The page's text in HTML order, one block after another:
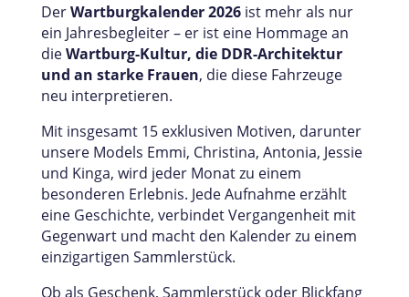
DerWartburgkalender 2026ist mehr als nur
ein Jahresbegleiter – er ist eine Hommage an
dieWartburg-Kultur, die DDR-Architektur
und an starke Frauen, die diese Fahrzeuge
neu interpretieren.
Mit insgesamt 15 exklusiven Motiven, darunter
unsere Models Emmi, Christina, Antonia, Jessie
und Kinga, wird jeder Monat zu einem
besonderen Erlebnis. Jede Aufnahme erzählt
eine Geschichte, verbindet Vergangenheit mit
Gegenwart und macht den Kalender zu einem
einzigartigen Sammlerstück.
Ob als Geschenk, Sammlerstück oder Blickfang